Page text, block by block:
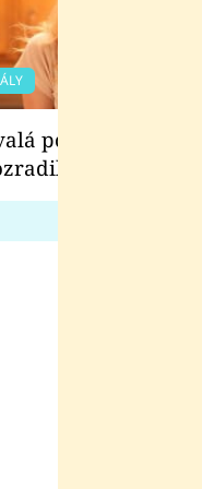
pornoherečka
co ji
Euforie.